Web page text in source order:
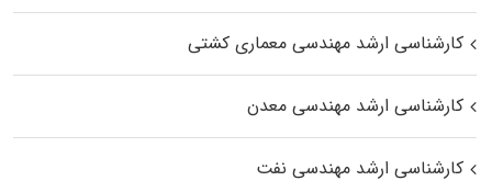
کارشناسی ارشد مهندسی معماری کشتی
کارشناسی ارشد مهندسی معدن
کارشناسی ارشد مهندسی نفت